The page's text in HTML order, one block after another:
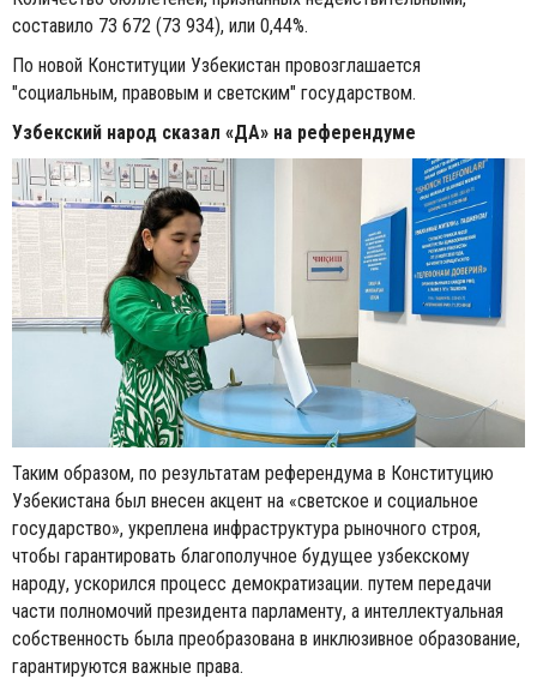
составило 73 672 (73 934), или 0,44%.
По новой Конституции Узбекистан провозглашается
"социальным, правовым и светским" государством.
Узбекский народ сказал «ДА» на референдуме
Таким образом, по результатам референдума в Конституцию
Узбекистана был внесен акцент на «светское и социальное
государство», укреплена инфраструктура рыночного строя,
чтобы гарантировать благополучное будущее узбекскому
народу, ускорился процесс демократизации. путем передачи
части полномочий президента парламенту, а интеллектуальная
собственность была преобразована в инклюзивное образование,
гарантируются важные права.